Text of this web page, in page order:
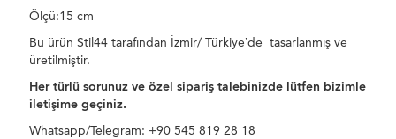
Ölçü:15 cm
Bu ürün Stil44 tarafından İzmir/ Türkiye’de tasarlanmış ve
üretilmiştir.
Her türlü sorunuz ve özel sipariş talebinizde lütfen bizimle
iletişime geçiniz.
Whatsapp/Telegram: +90 545 819 28 18